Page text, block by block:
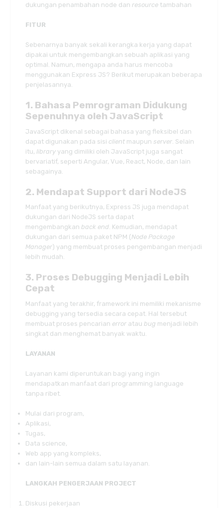
dukungan penambahan node dan resource tambahan
FITUR
Sebenarnya banyak sekali kerangka kerja yang dapat
dipakai untuk mengembangkan sebuah aplikasi yang
optimal. Namun, mengapa anda harus mencoba
menggunakan Express JS? Berikut merupakan beberapa
penjelasannya.
1. Bahasa Pemrograman Didukung
Sepenuhnya oleh JavaScript
JavaScript dikenal sebagai bahasa yang fleksibel dan
dapat digunakan pada sisi client maupun server . Selain
itu, library yang dimiliki oleh JavaScript juga sangat
bervariatif, seperti Angular, Vue, React, Node, dan lain
sebagainya.
2. Mendapat Support dari NodeJS
Manfaat yang berikutnya, Express JS juga mendapat
dukungan dari NodeJS serta dapat
mengembangkan back end. Kemudian, mendapat
dukungan dari semua paket NPM (Node Package
Manager) yang membuat proses pengembangan menjadi
lebih mudah.
3. Proses Debugging Menjadi Lebih
Cepat
Manfaat yang terakhir, framework ini memiliki mekanisme
debugging yang tersedia secara cepat. Hal tersebut
membuat proses pencarian error atau bug menjadi lebih
singkat dan menghemat banyak waktu.
LAYANAN
Layanan kami diperuntukan bagi yang ingin
mendapatkan manfaat dari programming language
tanpa ribet.
Mulai dari program,
Aplikasi,
Tugas,
Data science,
Web app yang kompleks,
dan lain-lain semua dalam satu layanan.
LANGKAH PENGERJAAN PROJECT
Diskusi pekerjaan